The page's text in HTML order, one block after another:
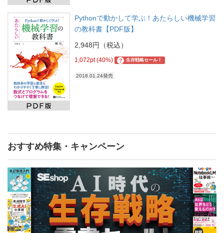
Pythonで動かして学ぶ！あたらしい機械学習
の教科書【PDF版】
2,948円（税込）
1,072pt (40%) ? 生存戦略セール！
2018.01.24発売
おすすめ特集・キャンペーン